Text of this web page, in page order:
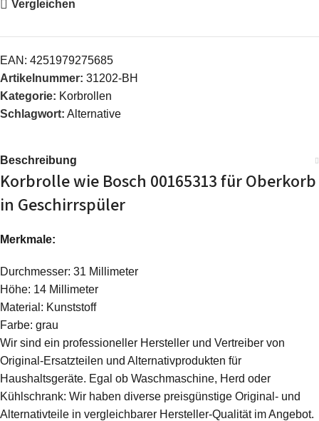
Vergleichen
EAN: 4251979275685
Artikelnummer: 31202-BH
Kategorie: Korbrollen
Schlagwort: Alternative
Beschreibung
Korbrolle wie Bosch 00165313 für Oberkorb
in Geschirrspüler
Merkmale:
Durchmesser: 31 Millimeter
Höhe: 14 Millimeter
Material: Kunststoff
Farbe: grau
Wir sind ein professioneller Hersteller und Vertreiber von
Original-Ersatzteilen und Alternativprodukten für
Haushaltsgeräte. Egal ob Waschmaschine, Herd oder
Kühlschrank: Wir haben diverse preisgünstige Original- und
Alternativteile in vergleichbarer Hersteller-Qualität im Angebot.